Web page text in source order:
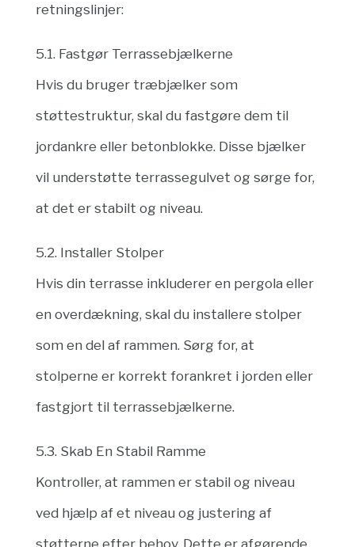
retningslinjer:
5.1. Fastgør Terrassebjælkerne
Hvis du bruger træbjælker som
støttestruktur, skal du fastgøre dem til
jordankre eller betonblokke. Disse bjælker
vil understøtte terrassegulvet og sørge for,
at det er stabilt og niveau.
5.2. Installer Stolper
Hvis din terrasse inkluderer en pergola eller
en overdækning, skal du installere stolper
som en del af rammen. Sørg for, at
stolperne er korrekt forankret i jorden eller
fastgjort til terrassebjælkerne.
5.3. Skab En Stabil Ramme
Kontroller, at rammen er stabil og niveau
ved hjælp af et niveau og justering af
støtterne efter behov. Dette er afgørende